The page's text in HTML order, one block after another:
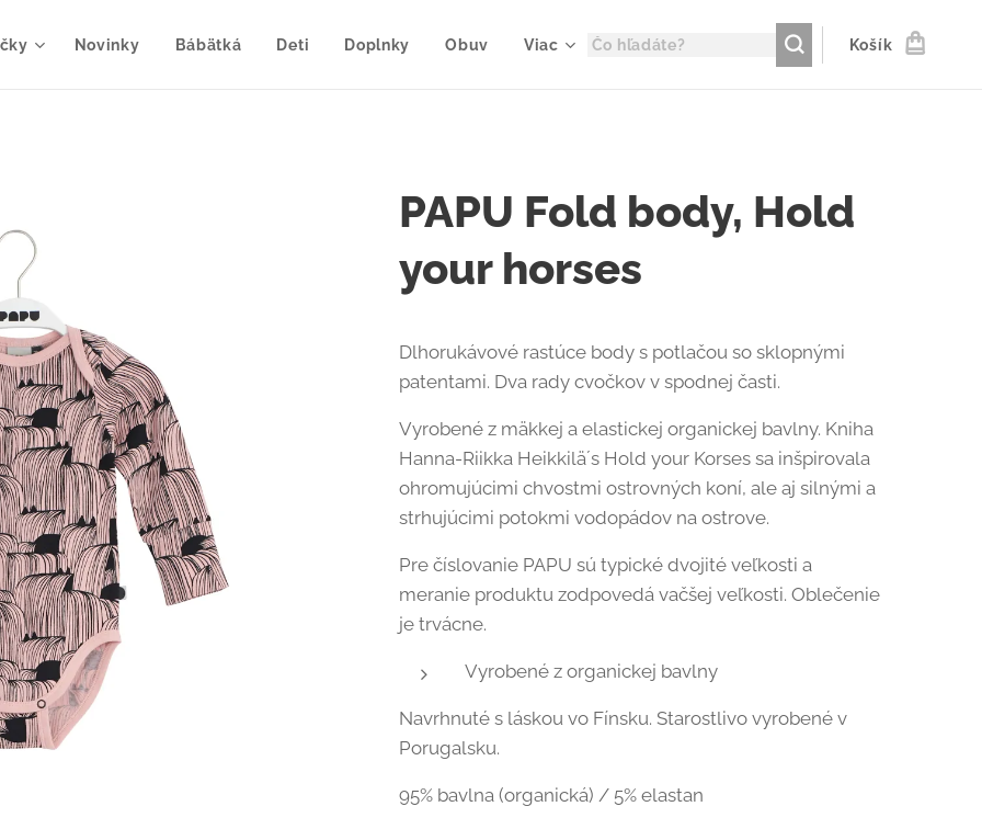
Novinky Bábätká Deti Doplnky Obuv Viac Košík
PAPU Fold body, Hold
your horses
Dlhorukávové rastúce body s potlačou so sklopnými
patentami. Dva rady cvočkov v spodnej časti.
Vyrobené z mäkkej a elastickej organickej bavlny. Kniha
Hanna-Riikka Heikkilä´s Hold your Korses sa inšpirovala
ohromujúcimi chvostmi ostrovných koní, ale aj silnými a
strhujúcimi potokmi vodopádov na ostrove.
Pre číslovanie PAPU sú typické dvojité veľkosti a
meranie produktu zodpovedá vačšej veľkosti. Oblečenie
je trvácne.
Vyrobené z organickej bavlny
Navrhnuté s láskou vo Fínsku. Starostlivo vyrobené v
Porugalsku.
95% bavlna (organická) / 5% elastan